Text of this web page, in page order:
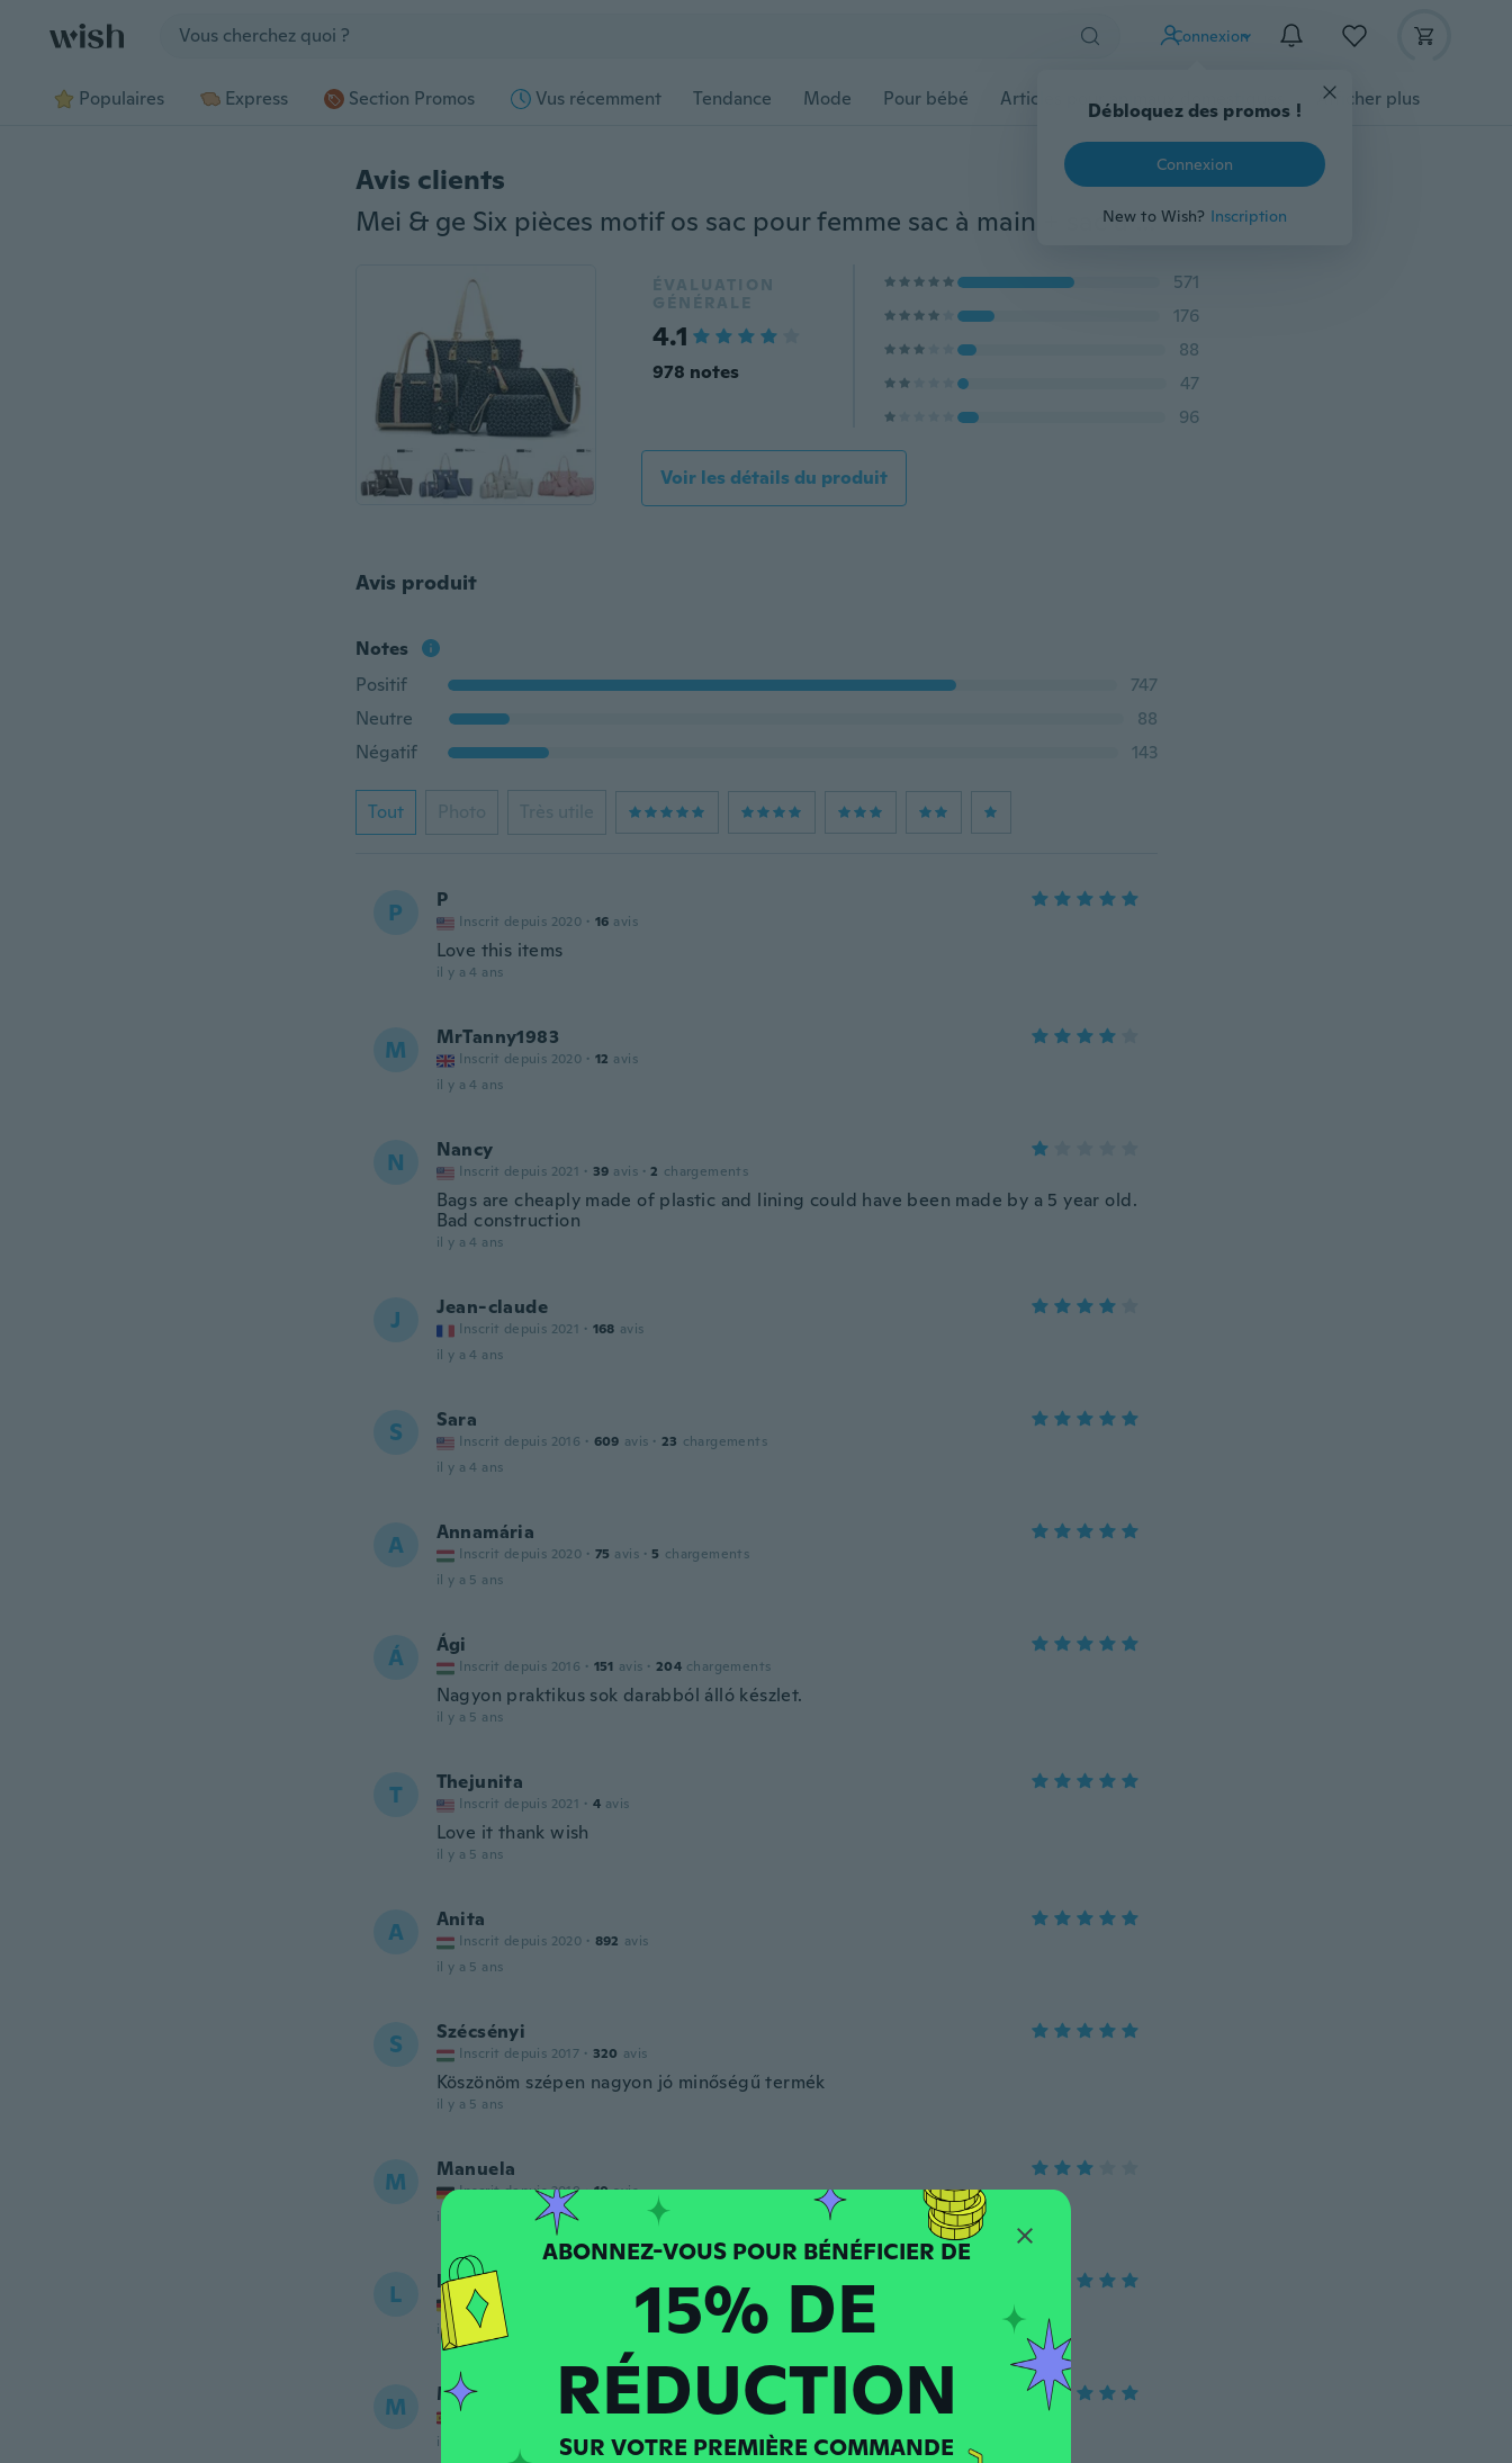
Connexion
Débloquez des promos !
Connexion
New to Wish? Inscription
Populaires Express Section Promos Vus récemment Tendance Mode Pour bébé Articles pour animaux domestiques Afficher plus
Avis clients
Mei & ge Six pièces motif os sac pour femme sac à main + sac à bandoulière + sac de messager + sac à bandoulière + portefeuille + porte-clés
ÉVALUATION
GÉNÉRALE
4.1
978 notes
571
176
88
47
96
Voir les détails du produit
Avis produit
Notes
Positif
747
Neutre
88
Négatif
143
Tout Photo Très utile
P P
Inscrit depuis 2020 · 16 avis
Love this items
il y a 4 ans
M MrTanny1983
Inscrit depuis 2020 · 12 avis
il y a 4 ans
N Nancy
Inscrit depuis 2021 · 39 avis · 2 chargements
Bags are cheaply made of plastic and lining could have been made by a 5 year old.
Bad construction
il y a 4 ans
J Jean-claude
Inscrit depuis 2021 · 168 avis
il y a 4 ans
S Sara
Inscrit depuis 2016 · 609 avis · 23 chargements
il y a 4 ans
A Annamária
Inscrit depuis 2020 · 75 avis · 5 chargements
il y a 5 ans
Á Ági
Inscrit depuis 2016 · 151 avis · 204 chargements
Nagyon praktikus sok darabból álló készlet.
il y a 5 ans
T Thejunita
Inscrit depuis 2021 · 4 avis
Love it thank wish
il y a 5 ans
A Anita
Inscrit depuis 2020 · 892 avis
il y a 5 ans
S Szécsényi
Inscrit depuis 2017 · 320 avis
Köszönöm szépen nagyon jó minőségű termék
il y a 5 ans
M Manuela
Inscrit depuis 2019 · 10 avis
il y a 5 ans
L lector
Inscrit depuis 2017 avis ·
chargements
il y a 5 ans
M Manuela
Inscrit depuis 2017 · 63 avis
il y a 5 ans
15% DE
RÉDUCTION
SUR VOTRE PREMIÈRE COMMANDE